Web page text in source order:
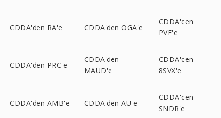
CDDA'den RA'e CDDA'den OGA'e
CDDA'den
PVF'e
CDDA'den PRC'e
CDDA'den
MAUD'e
CDDA'den
8SVX'e
CDDA'den AMB'e CDDA'den AU'e
CDDA'den
SNDR'e